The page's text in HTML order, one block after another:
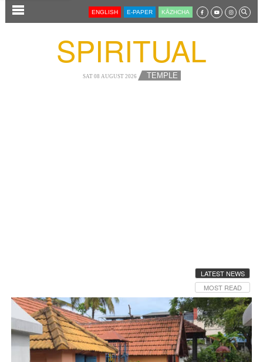
SECTIONS
OPINION
PHOTOS
ENGLISH E-PAPER KĀZHCHA
SPIRITUAL
SAT 08 AUGUST 2026 TEMPLE
LATEST NEWS
MOST READ